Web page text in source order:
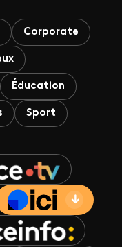
Corporate
Éducation
Sport